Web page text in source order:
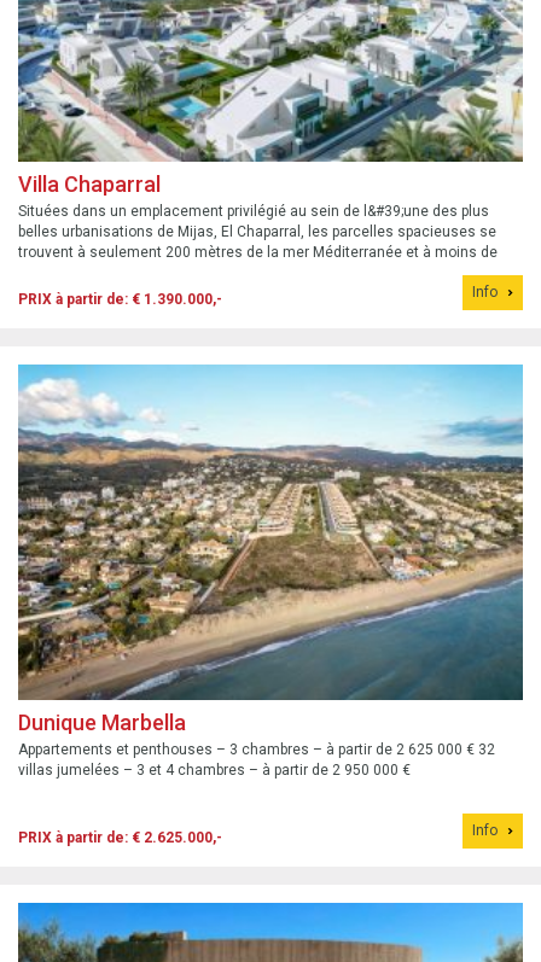
Villa Chaparral
Situées dans un emplacement privilégié au sein de l&#39;une des plus
belles urbanisations de Mijas, El Chaparral, les parcelles spacieuses se
trouvent à seulement 200 mètres de la mer Méditerranée et à moins de
500 mètres du club-house du parcours de golf 18 trous d&#39;El Chaparral.
PRIX à partir de: € 1.390.000,-
Info
Dunique Marbella
Appartements et penthouses – 3 chambres – à partir de 2 625 000 € 32
villas jumelées – 3 et 4 chambres – à partir de 2 950 000 €
PRIX à partir de: € 2.625.000,- Info